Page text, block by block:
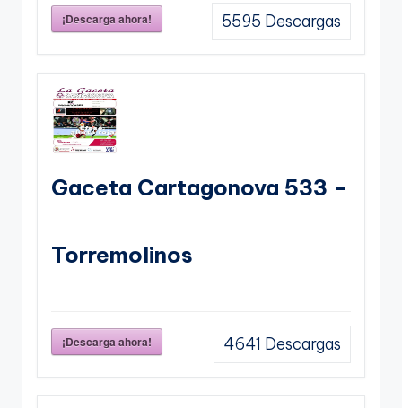
¡Descarga ahora! 5595 Descargas
Gaceta Cartagonova 533 –
Torremolinos
¡Descarga ahora! 4641 Descargas